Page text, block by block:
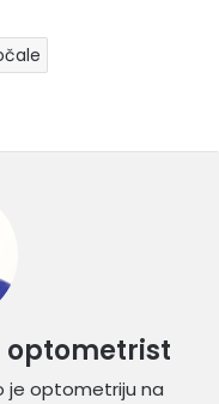
optometrist
je optometriju na